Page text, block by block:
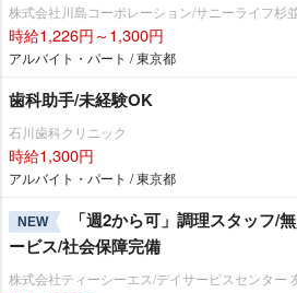
株式会社川島コーポレーション/サニーライフ杉
時給1,226円～1,300円
アルバイト・パート / 東京都
歯科助手/未経験OK
石川歯科クリニック
時給1,300円
アルバイト・パート / 東京都
NEW
「週2から可」調理スタッフ/
ービス/社会保障完備
株式会社ティーシーエス/デイサービスセンター